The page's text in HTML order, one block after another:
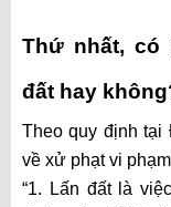
Thứ nhất, có
đất hay
Theo quy định tại
về xử phạt vi
“1. Lấn đất là